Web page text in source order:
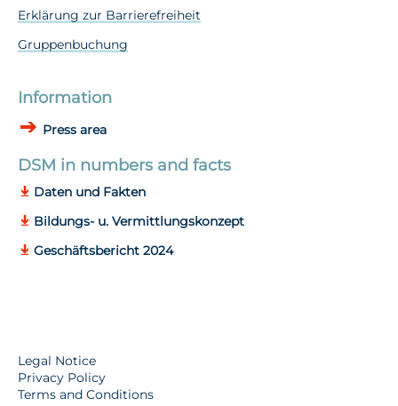
Erklärung zur Barrierefreiheit
Gruppenbuchung
Information
Press area
DSM in numbers and facts
Daten und Fakten
Bildungs- u. Vermittlungskonzept
Geschäftsbericht 2024
Legal Notice
Privacy Policy
Terms and Conditions